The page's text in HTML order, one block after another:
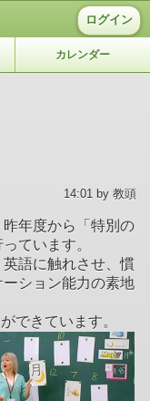
ログイン
カレンダー
14:01 by 教頭
年度から「特別の
ています。
語に触れさせ、慣
ション能力の素地
できています。